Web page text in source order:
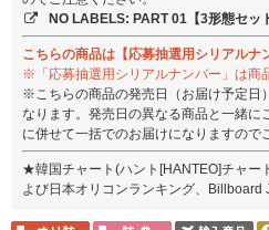
NO LABELS: PART 01【3形態セッ
こちらの商品は【応募抽選用シリアルナ
※「応募抽選用シリアルナンバー」は商
※こちらの商品の発売日（お届け予定日
なります。発売日の異なる商品と一緒に
に併せて一括でのお届けになりますので
★韓国チャート(ハント[HANTEO]チャー
よび日本オリコンランキング、Billboard